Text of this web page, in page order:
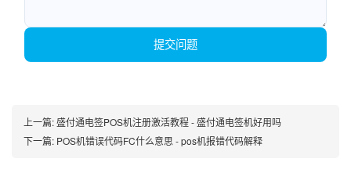
提交问题
上一篇:盛付通电签POS机注册激活教程 - 盛付通电签机好用吗
下一篇: POS机错误代码FC什么意思 - pos机报错代码解释